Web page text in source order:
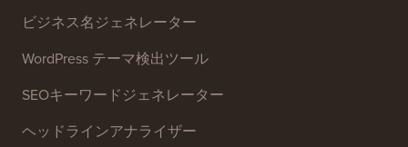
無料ツール